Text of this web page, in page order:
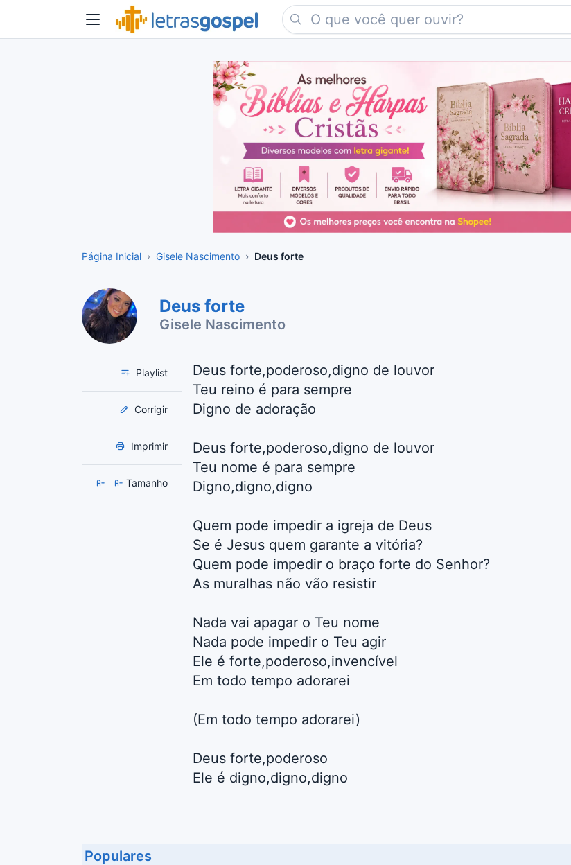
Página Inicial Gisele Nascimento Deus forte
Deus forte
Gisele Nascimento
Playlist
Corrigir
Imprimir
Tamanho
Deus forte,poderoso,digno de louvor
Teu reino é para sempre
Digno de adoração
Deus forte,poderoso,digno de louvor
Teu nome é para sempre
Digno,digno,digno
Quem pode impedir a igreja de Deus
Se é Jesus quem garante a vitória?
Quem pode impedir o braço forte do Senhor?
As muralhas não vão resistir
Nada vai apagar o Teu nome
Nada pode impedir o Teu agir
Ele é forte,poderoso,invencível
Em todo tempo adorarei
(Em todo tempo adorarei)
Deus forte,poderoso
Ele é digno,digno,digno
Populares